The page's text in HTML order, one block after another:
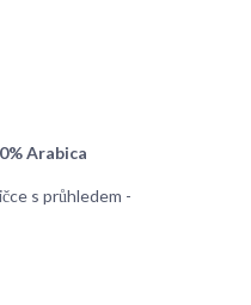
Arabica
s průhledem -